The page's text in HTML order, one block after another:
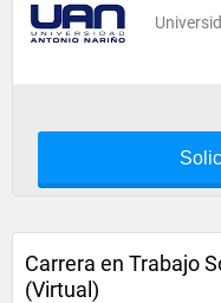
Carrera en Trabajo
(Virtual)